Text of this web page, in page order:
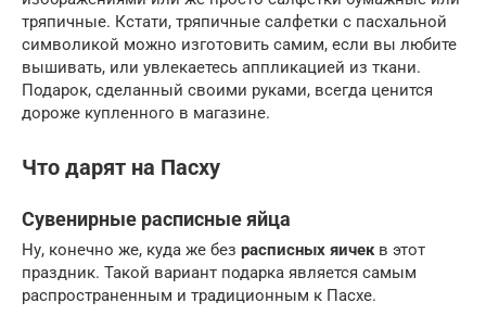
тряпичные. Кстати, тряпичные салфетки с пасхальной
символикой можно изготовить самим, если вы любите
вышивать, или увлекаетесь аппликацией из ткани.
Подарок, сделанный своими руками, всегда ценится
дороже купленного в магазине.
Что дарят на Пасху
Сувенирные расписные яйца
Ну, конечно же, куда же без расписных яичек в этот
праздник. Такой вариант подарка является самым
распространенным и традиционным к Пасхе.